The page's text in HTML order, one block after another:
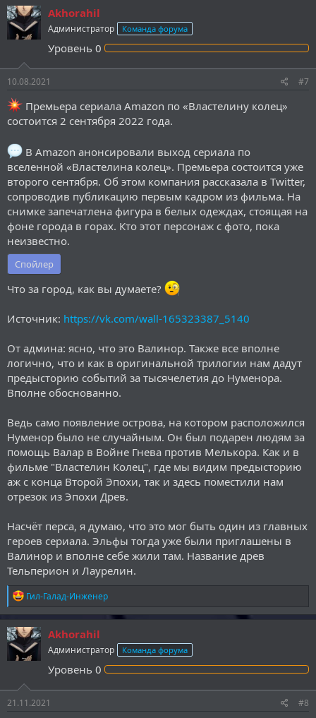
Akhorahil
Администратор Команда форума
Уровень 0
10.08.2021 #7
Премьера сериала Amazon по «Властелину колец»
состоится 2 сентября 2022 года.
В Amazon анонсировали выход сериала по
вселенной «Властелина колец». Премьера состоится уже
второго сентября. Об этом компания рассказала в Twitter,
сопроводив публикацию первым кадром из фильма. На
снимке запечатлена фигура в белых одеждах, стоящая на
фоне города в горах. Кто этот персонаж с фото, пока
неизвестно.
Спойлер
Что за город, как вы думаете?
Источник: https://vk.com/wall-165323387_5140
От админа: ясно, что это Валинор. Также все вполне
логично, что и как в оригинальной трилогии нам дадут
предысторию событий за тысячелетия до Нуменора.
Вполне обоснованно.
Ведь само появление острова, на котором расположился
Нуменор было не случайным. Он был подарен людям за
помощь Валар в Войне Гнева против Мелькора. Как и в
фильме "Властелин Колец", где мы видим предысторию
аж с конца Второй Эпохи, так и здесь поместили нам
отрезок из Эпохи Древ.
Насчёт перса, я думаю, что это мог быть один из главных
героев сериала. Эльфы тогда уже были приглашены в
Валинор и вполне себе жили там. Название древ
Тельперион и Лаурелин.
Р
е
а
к
ц
и
и
Гил-Галад-Инженер
Akhorahil
Администратор Команда форума
Уровень 0
21.11.2021 #8